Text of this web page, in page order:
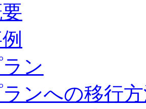
ン
ンへの移行